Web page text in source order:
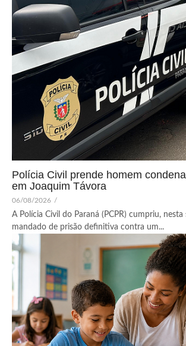
Polícia Civil prende homem
em Joaquim Távora
06/08/2026 /
A Polícia Civil do Paraná (PCPR) cumpriu, nesta
mandado de prisão definitiva contra um...